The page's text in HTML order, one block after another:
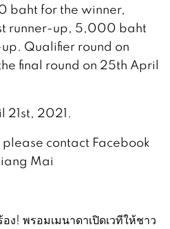
for the winner,
runner-up, 5,000 baht
Qualifier round on
final round on 25th April
21st, 2021.
contact Facebook
Mai
ง! พรอมเมนาดาเปิดเวทีให้ชาว